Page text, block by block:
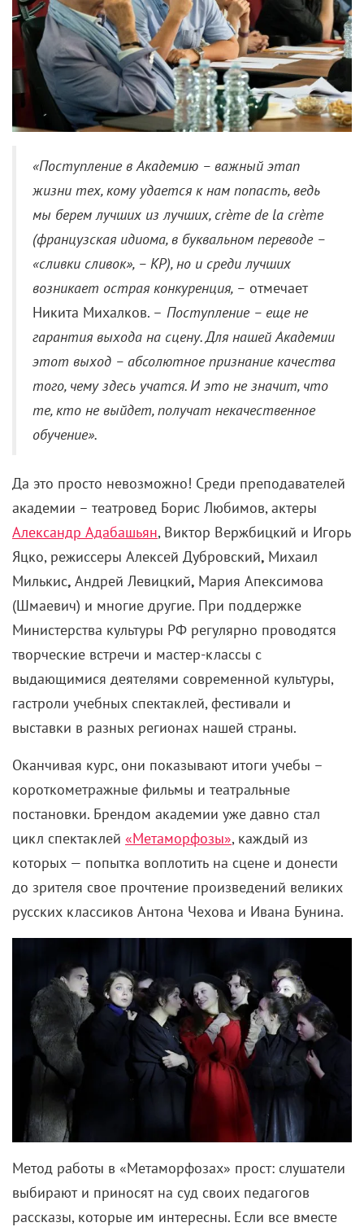
«Поступление в Академию – важный этап
жизни тех, кому удается к нам попасть, ведь
мы берем лучших из лучших, crème de la crème
(французская идиома, в буквальном переводе –
«сливки сливок», – КР), но и среди лучших
возникает острая конкуренция, – отмечает
Никита Михалков. – Поступление – еще не
гарантия выхода на сцену. Для нашей Академии
этот выход – абсолютное признание качества
того, чему здесь учатся. И это не значит, что
те, кто не выйдет, получат некачественное
обучение».
Да это просто невозможно! Среди преподавателей
академии – театровед Борис Любимов, актеры
Александр Адабашьян, Виктор Вержбицкий и Игорь
Яцко, режиссеры Алексей Дубровский, Михаил
Милькис, Андрей Левицкий, Мария Апексимова
(Шмаевич) и многие другие. При поддержке
Министерства культуры РФ регулярно проводятся
творческие встречи и мастер-классы с
выдающимися деятелями современной культуры,
гастроли учебных спектаклей, фестивали и
выставки в разных регионах нашей страны.
Оканчивая курс, они показывают итоги учебы –
короткометражные фильмы и театральные
постановки. Брендом академии уже давно стал
цикл спектаклей «Метаморфозы», каждый из
которых — попытка воплотить на сцене и донести
до зрителя свое прочтение произведений великих
русских классиков Антона Чехова и Ивана Бунина.
Метод работы в «Метаморфозах» прост: слушатели
выбирают и приносят на суд своих педагогов
рассказы, которые им интересны. Если все вместе